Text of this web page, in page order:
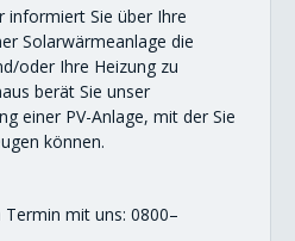
informiert Sie über Ihre
Solarwärmeanlage die
oder Ihre Heizung zu
berät Sie unser
einer PV-Anlage, mit der Sie
können.
Termin mit uns: 0800–